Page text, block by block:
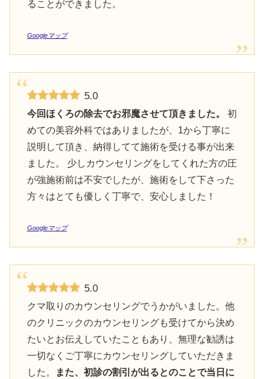
ることができました。
Googleマップ
5.0
今回ほくろの除去でお邪魔させて頂きました。
初
めての美容外科ではありましたが、1から丁寧に
説明して頂き、納得してて施術を受ける事が出来
ました。 少しカウンセリングをしてくれた方の圧
が強施術前は不安でしたが、施術をして下さった
方々はとても優しく丁寧で、安心しました！
Googleマップ
5.0
クマ取りのカウンセリングでうかがいました。他
のクリニックのカウンセリングも受けてから決め
たいとお伝えしていたこともあり、無理な勧誘は
一切なくご丁寧にカウンセリングしていただきま
した。
また、初診の割引が出るとのことで当日に